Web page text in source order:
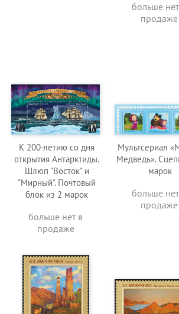
больше
продаже
К 200-летию со дня
открытия Антарктиды.
Шлюп "Восток" и
"Мирный". Почтовый
блок из 2 марок
больше нет в
продаже
Мультсериал
Медведь».
марок
больше
продаже